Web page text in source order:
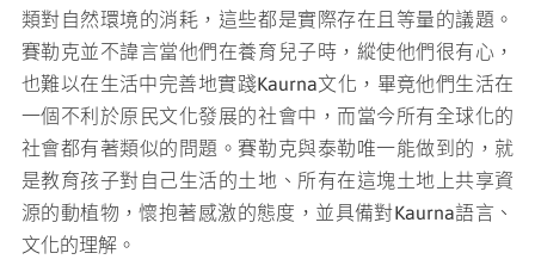
類對自然環境的消耗，這些都是實際存在且等量的議題。
賽勒克並不諱言當他們在養育兒子時，縱使他們很有心，
也難以在生活中完善地實踐Kaurna文化，畢竟他們生活在
一個不利於原民文化發展的社會中，而當今所有全球化的
社會都有著類似的問題。賽勒克與泰勒唯一能做到的，就
是教育孩子對自己生活的土地、所有在這塊土地上共享資
源的動植物，懷抱著感激的態度，並具備對Kaurna語言、
文化的理解。